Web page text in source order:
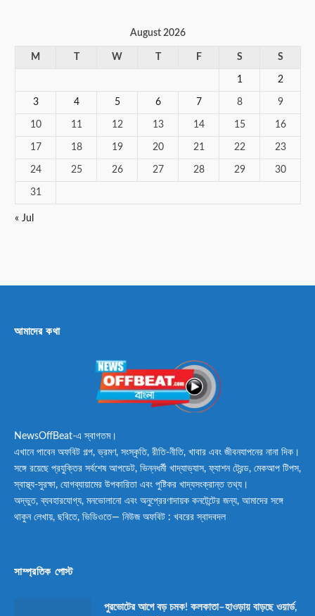
August 2026
M W F S S
1 2
3 4 5 6 7 8 9
10 11 12 13 14 15 16
17 18 19 20 21 22 23
24 25 26 27 28 29 30
31
« Jul
আমাদের কথা
NewsOffBeat-এ স্বাগতম।
এখানে পাবেন অফবিট গল্প, ভ্রমণ, সংস্কৃতি, রীতি-নীতি, খাবার এবং জীবনযাপনের নানা দিক।
সঙ্গে রয়েছে প্রযুক্তির সর্বশেষ আপডেট, ভিন্নধর্মী খাদ্যাভ্যাস, ফ্যাশন ট্রেন্ড, মেকআপ টিপস,
স্বাস্থ্য-সুরক্ষা, যোগব্যায়ামের উপকারিতা এবং পুষ্টিকর খাদ্যসংক্রান্ত তথ্য।
অদ্ভুত, ব্যবহারযোগ্য, মনভোলানো এবং অনুপ্রেরণাদায়ক কনটেন্টের জন্য, আমাদের সঙ্গে
থাকুন লেখায়, ছবিতে, ভিডিওতে— নিউজ অফবিট : খবরের স্বাদবদল
সাম্প্রতিক পোস্ট
পুরভোটের আগে বড় চমক! কলকাতা–হাওড়ায় বাড়ছে ওয়ার্ড,